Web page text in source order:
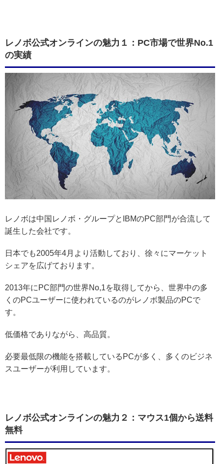
レノボ公式オンラインの魅力１：PC市場で世界No.1
の実績
レノボは中国レノボ・グループとIBMのPC部門が合流して
誕生した会社です。
日本でも2005年4月より活動しており、徐々にマーケット
シェアを広げております。
2013年にPC部門の世界No,1を取得してから、世界中の多
くのPCユーザーに使われているのがレノボ製品のPCで
す。
低価格でありながら、高品質。
必要最低限の機能を搭載しているPCが多く、多くのビジネ
スユーザーが利用しています。
レノボ公式オンラインの魅力２：マウス1個から送料
無料